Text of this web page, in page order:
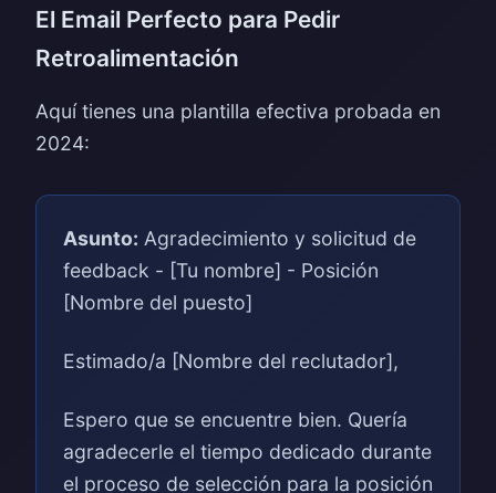
El Email Perfecto para Pedir
Retroalimentación
Aquí tienes una plantilla efectiva probada en
2024:
Asunto: Agradecimiento y solicitud de
feedback - [Tu nombre] - Posición
[Nombre del puesto]
Estimado/a [Nombre del reclutador],
Espero que se encuentre bien. Quería
agradecerle el tiempo dedicado durante
el proceso de selección para la posición